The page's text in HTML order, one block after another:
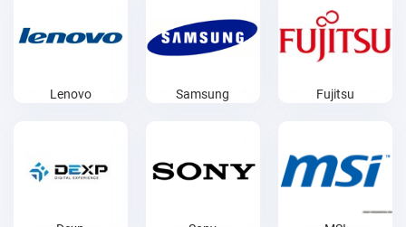
Lenovo Samsung Fujitsu